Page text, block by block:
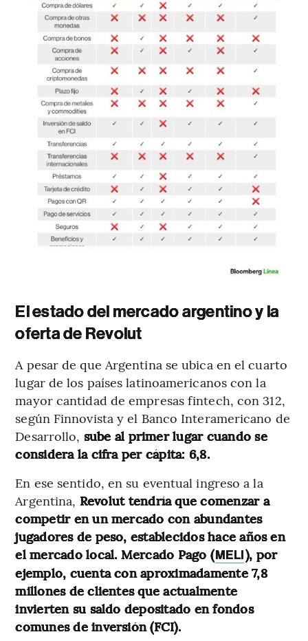
El estado del mercado argentino y la
oferta de Revolut
A pesar de que Argentina se ubica en el cuarto
lugar de los países latinoamericanos con la
mayor cantidad de empresas fintech, con 312,
según Finnovista y el Banco Interamericano de
Desarrollo, sube al primer lugar cuando se
considera la cifra per cápita: 6,8.
En ese sentido, en su eventual ingreso a la
Argentina, Revolut tendría que comenzar a
competir en un mercado con abundantes
jugadores de peso, establecidos hace años en
el mercado local. Mercado Pago (MELI), por
ejemplo, cuenta con aproximadamente 7,8
millones de clientes que actualmente
invierten su saldo depositado en fondos
comunes de inversión (FCI).